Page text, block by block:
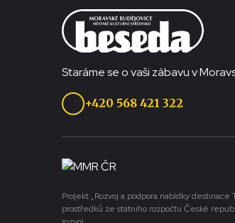
Staráme se o vaši zábavu v
+420 568 421 322
Projekt „Rozvoj a podpora nabídky
prostředků ze státního rozpočtu České